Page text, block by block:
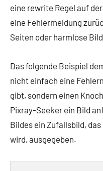
eine rewrite Regel auf
eine Fehlermeldung
Seiten oder harmlose
Das folgende Beispiel
nicht einfach eine
gibt, sondern einen
Pixray-Seeker ein Bild
Bildes ein Zufallsbild,
wird, ausgegeben.